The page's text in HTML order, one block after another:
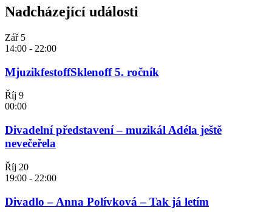
Nadcházející události
Zář 5
14:00 - 22:00
MjuzikfestoffSklenoff 5. ročník
Říj 9
00:00
Divadelní představení – muzikál Adéla ještě
nevečeřela
Říj 20
19:00 - 22:00
Divadlo – Anna Polívková – Tak já letím